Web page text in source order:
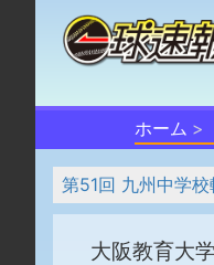
ホーム
第51回 九州中学
大阪教育大学